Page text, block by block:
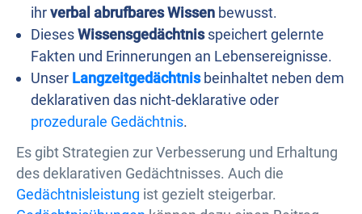
ihrverbal abrufbares Wissen bewusst.
DiesesWissensgedächtnisspeichert gelernte
Fakten und Erinnerungen an Lebensereignisse.
Unser Langzeitgedächtnisbeinhaltet neben dem
deklarativen das nicht-deklarative oder
prozedurale Gedächtnis.
Es gibt Strategien zur Verbesserung und Erhaltung
des deklarativen Gedächtnisses. Auch die
Gedächtnisleistung ist gezielt steigerbar.